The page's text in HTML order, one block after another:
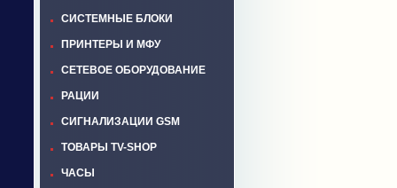
СИСТЕМНЫЕ БЛОКИ
ПРИНТЕРЫ И МФУ
СЕТЕВОЕ ОБОРУДОВАНИЕ
РАЦИИ
СИГНАЛИЗАЦИИ GSM
ТОВАРЫ TV-SHOP
ЧАСЫ